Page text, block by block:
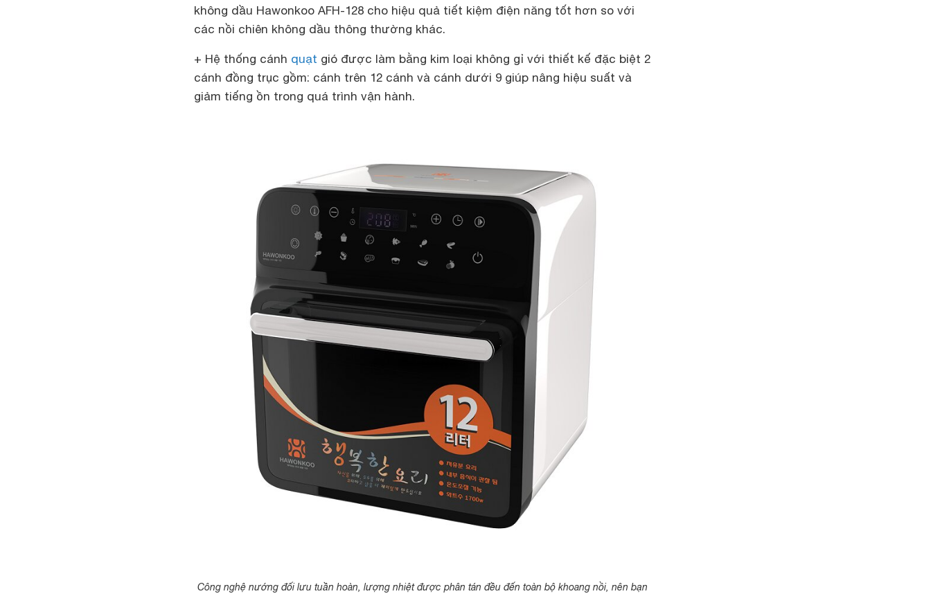
không dầu Hawonkoo AFH-128 cho hiệu quả tiết kiệm điện năng tốt hơn so với
các nồi chiên không dầu thông thường khác.
+ Hệ thống cánh quạt gió được làm bằng kim loại không gỉ với thiết kế đặc biệt 2
cánh đồng trục gồm: cánh trên 12 cánh và cánh dưới 9 giúp nâng hiệu suất và
giảm tiếng ồn trong quá trình vận hành.
Công nghệ nướng đối lưu tuần hoàn, lượng nhiệt được phân tán đều đến toàn bộ khoang nồi, nên bạn